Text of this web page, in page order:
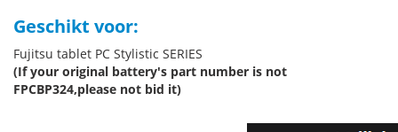
Geschikt voor:
Fujitsu tablet PC Stylistic SERIES
(If your original battery's part number is not
FPCBP324,please not bid it)